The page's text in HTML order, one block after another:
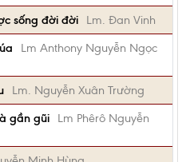
sống đời đời
Lm. Đan Vinh
Lm Anthony Nguyễn Ngọc
Lm. Nguyễn Xuân Trường
gần gũi
Lm Phêrô Nguyễn